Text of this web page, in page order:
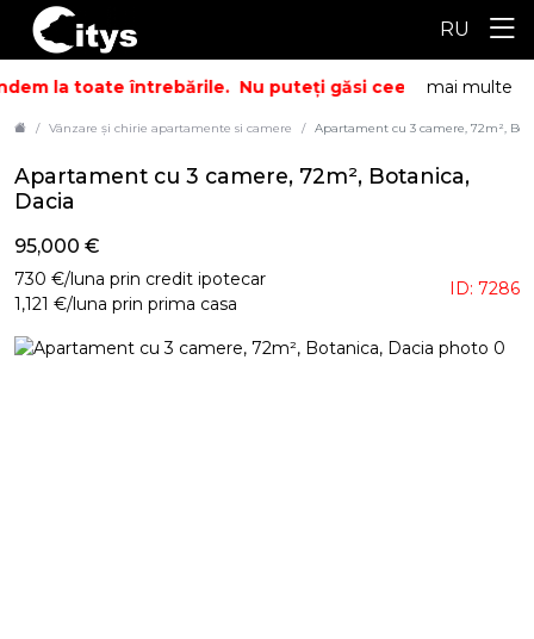
RU
la toate întrebările. Nu puteți găsi ceea ce căutați?
mai multe
Vânzare și chirie apartamente si camere Apartament cu 3 camere, 72m²,
Apartament cu 3 camere, 72m², Botanica,
Dacia
ID: 7286
95,000 €
730 €/luna prin credit ipotecar
1,121 €/luna prin prima casa